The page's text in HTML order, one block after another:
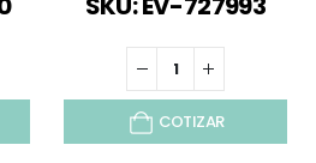
COTIZAR